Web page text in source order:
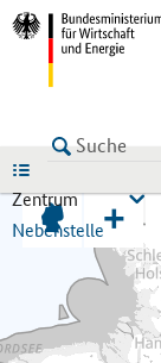
Zentrum
Nebenstelle+